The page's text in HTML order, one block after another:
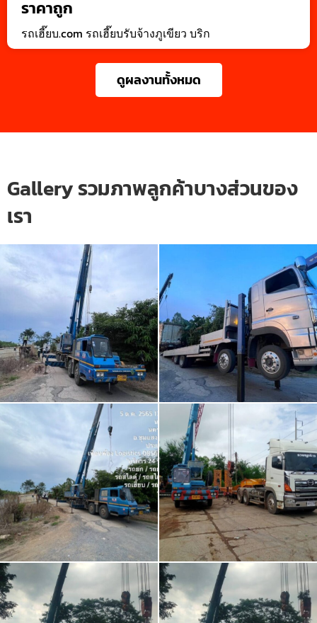
ราคาถูก
รถเฮี๊ยบ.com รถเฮี๊ยบรับจ้างภูเขียว บริก
ดูผลงานทั้งหมด
Gallery รวมภาพลูกค้าบางส่วนของ
เรา